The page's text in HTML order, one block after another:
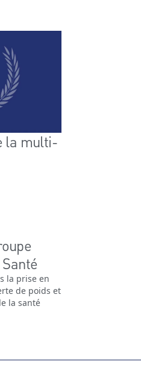
la multi-
la prise en
de poids et
la santé